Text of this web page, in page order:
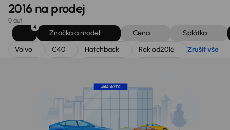
2016 na prodej
0 aut
4
Značka a model Cena
Splátka
Volvo
C40 Hatchback Rok od2016 Zrušit vše